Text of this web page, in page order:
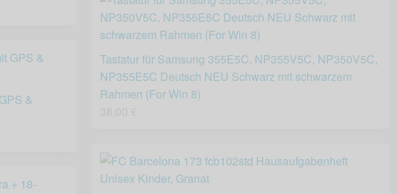
Tastatur für Samsung 355E5C, NP355V5C, NP350V5C,
NP355E5C Deutsch NEU Schwarz mit schwarzem
Rahmen (For Win 8)
&